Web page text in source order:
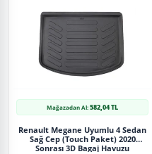
Mağazadan Al:582,04 TL
Renault Megane Uyumlu 4 Sedan
Sağ Cep (Touch Paket) 2020
Sonrası 3D Bagaj Havuzu